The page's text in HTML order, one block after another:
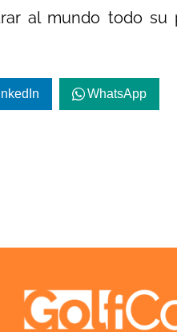
al mundo todo su
WhatsApp